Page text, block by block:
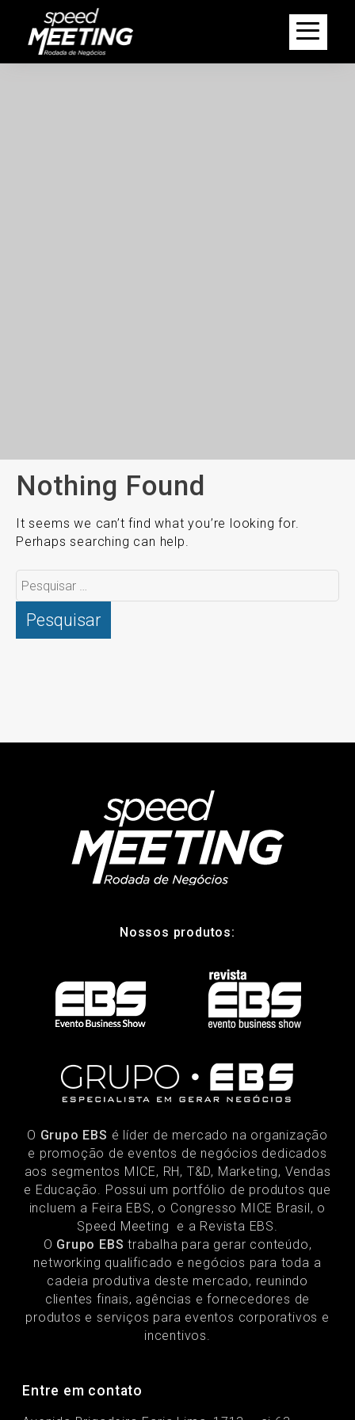
Nothing Found
It seems we can’t find what you’re looking for.
Perhaps searching can help.
Pesquisar
por:
Nossos produtos:
O Grupo EBS é líder de mercado na organização
e promoção de eventos de negócios dedicados
aos segmentos MICE, RH, T&D, Marketing, Vendas
e Educação. Possui um portfólio de produtos que
incluem a Feira EBS, o Congresso MICE Brasil, o
Speed Meeting e a Revista EBS.
O Grupo EBS trabalha para gerar conteúdo,
networking qualificado e negócios para toda a
cadeia produtiva deste mercado, reunindo
clientes finais, agências e fornecedores de
produtos e serviços para eventos corporativos e
incentivos.
Entre em contato